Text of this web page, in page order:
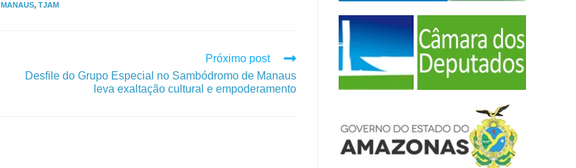
MANAUS, TJAM
Próximo post
Desfile do Grupo Especial no Sambódromo de Manaus
leva exaltação cultural e empoderamento